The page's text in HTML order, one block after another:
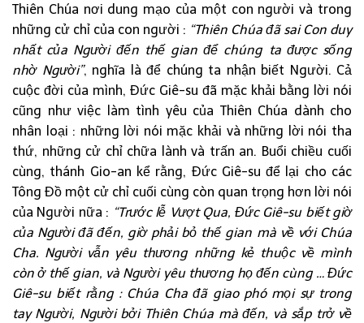
Thiên Chúa nơi dung mạo của một con người và trong
những cử chỉ của con người : “Thiên Chúa đã sai Con duy
nhất của Người đến thế gian để chúng ta được sống
nhờ Người”, nghĩa là để chúng ta nhận biết Người. Cả
cuộc đời của mình, Đức Giê-su đã mặc khải bằng lời nói
cũng như việc làm tình yêu của Thiên Chúa dành cho
nhân loại : những lời nói mặc khải và những lời nói tha
thứ, những cử chỉ chữa lành và trấn an. Buổi chiều cuối
cùng, thánh Gio-an kể rằng, Đức Giê-su để lại cho các
Tông Đồ một cử chỉ cuối cùng còn quan trọng hơn lời nói
của Người nữa : “Trước lễ Vượt Qua, Đức Giê-su biết giờ
của Người đã đến, giờ phải bỏ thế gian mà về với Chúa
Cha. Người vẫn yêu thương những kẻ thuộc về mình
còn ở thế gian, và Người yêu thương họ đến cùng … Đức
Giê-su biết rằng : Chúa Cha đã giao phó mọi sự trong
tay Người, Người bởi Thiên Chúa mà đến, và sắp trở về